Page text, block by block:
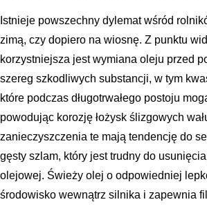
Istnieje powszechny dylemat wśród
zimą, czy dopiero na wiosnę. Z punktu
korzystniejsza jest wymiana oleju przed
szereg szkodliwych substancji, w tym
które podczas długotrwałego postoju
powodując korozję łożysk ślizgowych
zanieczyszczenia te mają tendencję do
gęsty szlam, który jest trudny do
olejowej. Świeży olej o odpowiedniej
środowisko wewnątrz silnika i zapewnia